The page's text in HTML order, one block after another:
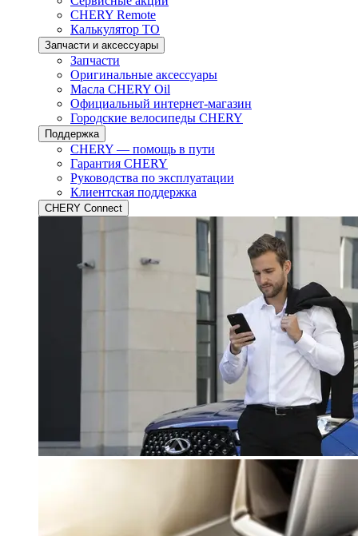
CHERY Remote
Калькулятор ТО
Запчасти и аксессуары
Запчасти
Оригинальные аксессуары
Масла CHERY Oil
Официальный интернет-магазин
Городские велосипеды CHERY
Поддержка
CHERY — помощь в пути
Гарантия CHERY
Руководства по эксплуатации
Клиентская поддержка
CHERY Connect